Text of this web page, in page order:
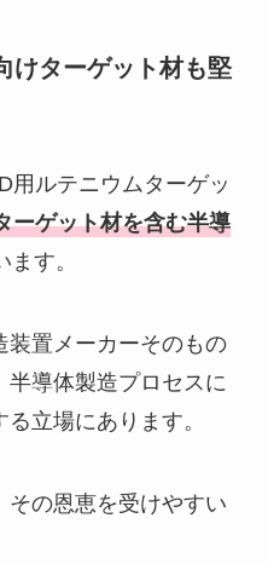
けターゲット材も堅
用ルテニウムターゲッ
ーゲット材を含む半導
す。
装置メーカーそのもの
半導体製造プロセスに
立場にあります。
の恩恵を受けやすい